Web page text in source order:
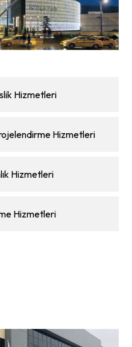
Hizmetleri
Hizmetleri
Hizmetleri
Hizmetleri